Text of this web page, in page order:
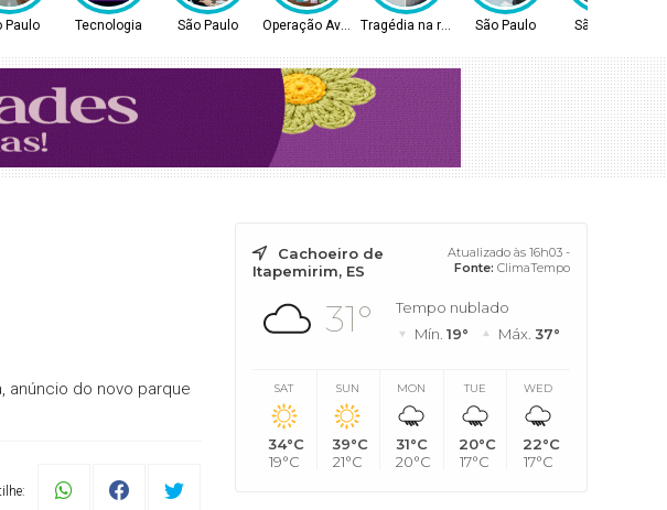
Paulo Tecnologia São Paulo Operação AvaritiaTragédia na rodoviaSão Paulo São Paulo
anúncio do novo parque
Cachoeiro de
Itapemirim, ES
Atualizado às 16h03 -
Fonte: ClimaTempo
31°
Tempo nublado
Mín. 19° Máx. 37°
SAT
34°C
19°C
SUN
39°C
21°C
MON
31°C
20°C
TUE
20°C
17°C
WED
22°C
17°C